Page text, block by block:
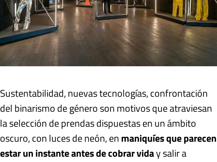
Sustentabilidad, nuevas tecnologías, confrontación
del binarismo de género son motivos que atraviesan
la selección de prendas dispuestas en un ámbito
oscuro, con luces de neón, enmaniquíes que parecen
estar un instante antes de cobrar viday salir a